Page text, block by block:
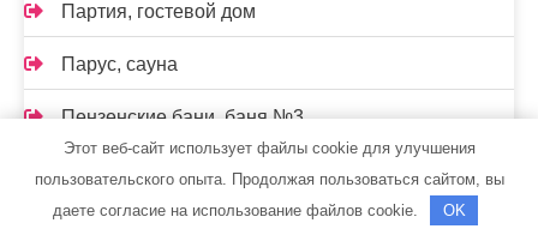
Партия, гостевой дом
Парус, сауна
Пензенские бани, баня №3
Перестройка, сауна
Пирс, автомойка
Этот веб-сайт использует файлы cookie для улучшения
пользовательского опыта. Продолжая пользоваться сайтом, вы
даете согласие на использование файлов cookie.
OK